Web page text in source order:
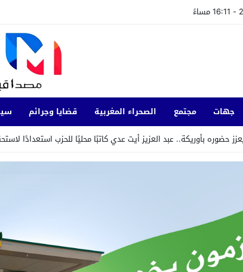
جهات مجتمع الصحراء المغربية قضايا وجرائم
عبد العزيز أيت عدي كاتبًا محليًا للحزب استعدادًا لاستحقاقات 2026